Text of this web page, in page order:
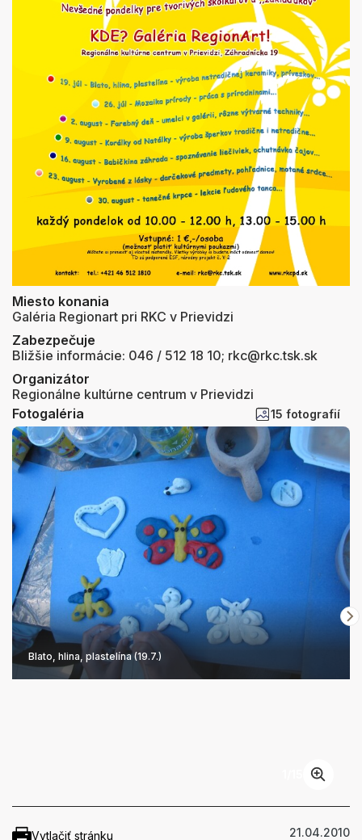
Miesto konania
Galéria Regionart pri RKC v Prievidzi
Zabezpečuje
Bližšie informácie: 046 / 512 18 10; rkc@rkc.tsk.sk
Organizátor
Regionálne kultúrne centrum v Prievidzi
Fotogaléria
15 fotografií
Blato, hlina, plastelína (19.7.)
Vytlačiť stránku 21.04.2010